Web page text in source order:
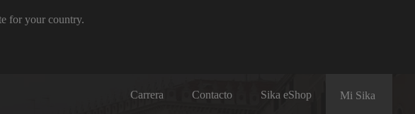
for your country.
Carrera Contacto Sika eShop Mi Sika